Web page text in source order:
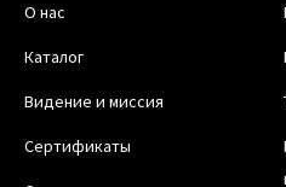
О нас
Каталог
Видение и миссия
Сертификаты